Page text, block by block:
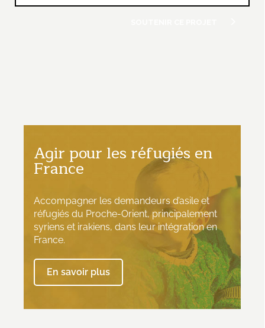
Agir pour les réfugiés en
France
Accompagner les demandeurs d’asile et
réfugiés du Proche-Orient, principalement
syriens et irakiens, dans leur intégration en
France.
En savoir plus